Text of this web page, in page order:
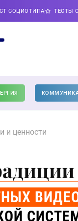
СОЦИОТИПА ТЕСТЫ
и ценности